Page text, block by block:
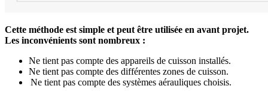
Cette méthode est simple et peut être utilisée en avant projet.
Les inconvénients sont nombreux :
Ne tient pas compte des appareils de cuisson installés.
Ne tient pas compte des différentes zones de cuisson.
Ne tient pas compte des systèmes aérauliques choisis.